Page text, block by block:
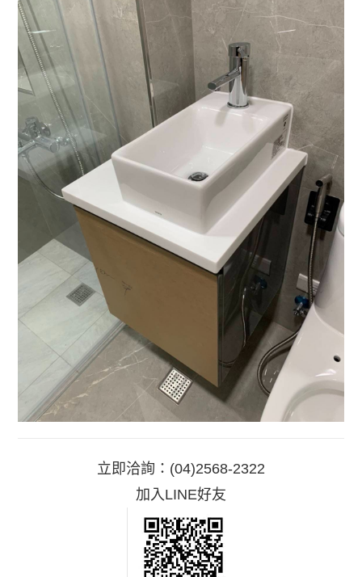
立即洽詢： (04)2568-2322
加入LINE好友